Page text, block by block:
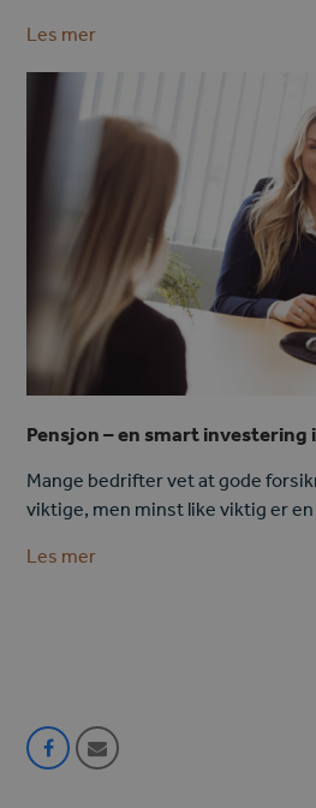
Les mer
Pensjon – en smart investering
Mange bedrifter vet at gode
viktige, men minst like viktig er
Les mer
ShareShare